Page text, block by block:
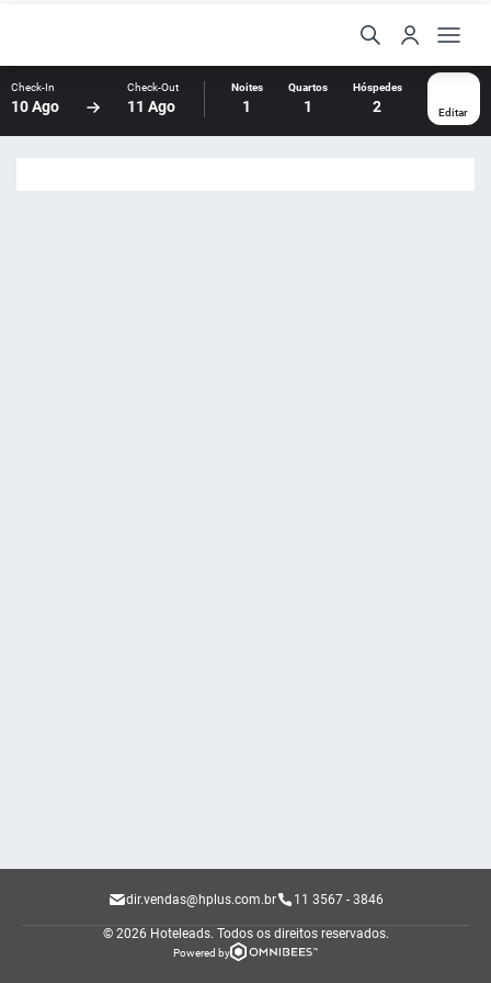
Check-In
10 Ago
Check-Out
11 Ago
Noites
1
Quartos
1
Hóspedes
2 Editar
dir.vendas@hplus.com.br 11 3567 - 3846
© 2026 Hoteleads. Todos os direitos reservados.
Powered by